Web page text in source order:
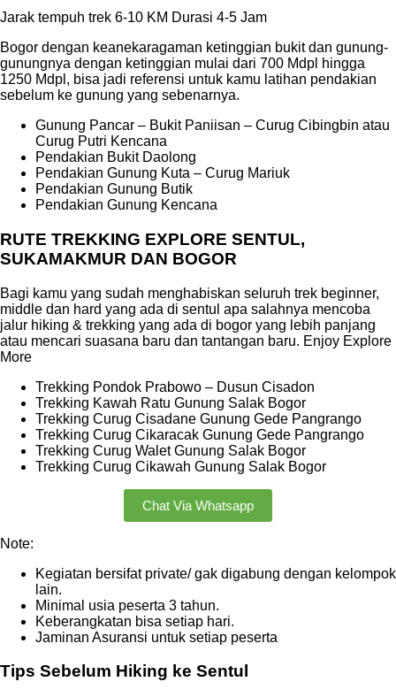
Jarak tempuh trek 6-10 KM Durasi 4-5 Jam
Bogor dengan keanekaragaman ketinggian bukit dan gunung-
gunungnya dengan ketinggian mulai dari 700 Mdpl hingga
1250 Mdpl, bisa jadi referensi untuk kamu latihan pendakian
sebelum ke gunung yang sebenarnya.
Gunung Pancar – Bukit Paniisan – Curug Cibingbin atau
Curug Putri Kencana
Pendakian Bukit Daolong
Pendakian Gunung Kuta – Curug Mariuk
Pendakian Gunung Butik
Pendakian Gunung Kencana
RUTE TREKKING EXPLORE SENTUL,
SUKAMAKMUR DAN BOGOR
Bagi kamu yang sudah menghabiskan seluruh trek beginner,
middle dan hard yang ada di sentul apa salahnya mencoba
jalur hiking & trekking yang ada di bogor yang lebih panjang
atau mencari suasana baru dan tantangan baru. Enjoy Explore
More
Trekking Pondok Prabowo – Dusun Cisadon
Trekking Kawah Ratu Gunung Salak Bogor
Trekking Curug Cisadane Gunung Gede Pangrango
Trekking Curug Cikaracak Gunung Gede Pangrango
Trekking Curug Walet Gunung Salak Bogor
Trekking Curug Cikawah Gunung Salak Bogor
Chat Via Whatsapp
Note:
Kegiatan bersifat private/ gak digabung dengan kelompok
lain.
Minimal usia peserta 3 tahun.
Keberangkatan bisa setiap hari.
Jaminan Asuransi untuk setiap peserta
Tips Sebelum Hiking ke Sentul